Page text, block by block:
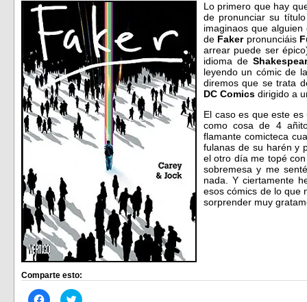
Lo primero que hay
de pronunciar su
imaginaos que
de Fakerpronunciáis
arrear puede ser
idioma de
leyendo un cómic de
diremos que se trata
DC Comics dirigido a
El caso es que este
como cosa de 4
flamante comicteca
fulanas de su harén y
el otro día me topé
sobremesa y me
nada. Y ciertamente
esos cómics de lo que
sorprender muy
Comparte esto:
Haz Haz